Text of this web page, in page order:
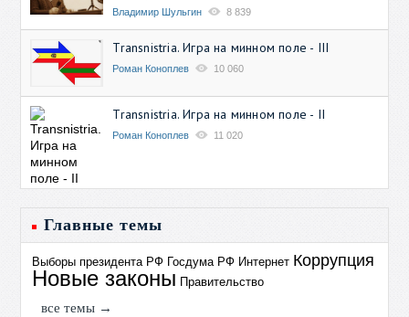
Владимир Шульгин 8 839
Transnistria. Игра на минном поле - III
Роман Коноплев 10 060
Transnistria. Игра на минном поле - II
Роман Коноплев 11 020
Главные темы
Выборы президента РФ Госдума РФ Интернет Коррупция
Новые законы Правительство
все темы →